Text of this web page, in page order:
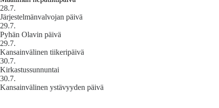
28.7.
Järjestelmänvalvojan päivä
29.7.
Pyhän Olavin päivä
29.7.
Kansainvälinen tiikeripäivä
30.7.
Kirkastussunnuntai
30.7.
Kansainvälinen ystävyyden päivä